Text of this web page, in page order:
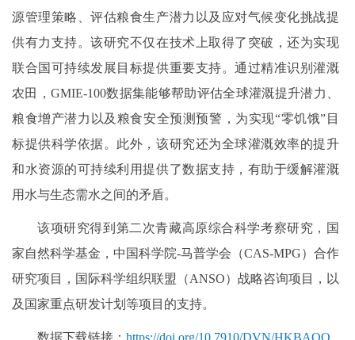
源管理策略、评估粮食生产潜力以及应对气候变化挑战提
供有力支持。该研究不仅在技术上取得了突破，还为实现
联合国可持续发展目标提供重要支持。通过精准识别灌溉
农田，GMIE-100数据集能够帮助评估全球灌溉提升潜力、
粮食增产潜力以及粮食安全预测预警，为实现“零饥饿”目
标提供科学依据。此外，该研究还为全球灌溉效率的提升
和水资源的可持续利用提供了数据支持，有助于缓解灌溉
用水与生态需水之间的矛盾。
该项研究得到第二次青藏高原综合科学考察研究，国
家自然科学基金，中国科学院-马普学会（CAS-MPG）合作
研究项目，国际科学组织联盟（ANSO）战略咨询项目，以
及国家重点研发计划等项目的支持。